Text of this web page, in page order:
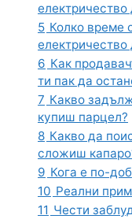
електричество
5 Колко време
електричество
6 Как
ти пак да
7 Какво
купиш парцел?
8 Какво да
сложиш
9 Кога е по-
10 Реални
11 Чести